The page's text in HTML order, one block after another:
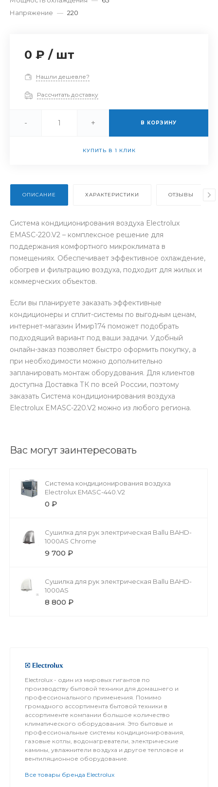
Напряжение — 220
0 ₽ / шт
Нашли дешевле?
Рассчитать доставку
- + В КОРЗИНУ
КУПИТЬ В 1 КЛИК
ОПИСАНИЕ ХАРАКТЕРИСТИКИ ОТЗЫВЫ
Cистема кондиционирования воздуха Electrolux
EMASC-220.V2 – комплексное решение для
поддержания комфортного микроклимата в
помещениях. Обеспечивает эффективное охлаждение,
обогрев и фильтрацию воздуха, подходит для жилых и
коммерческих объектов.
Если вы планируете заказать эффективные
кондиционеры и сплит-системы по выгодным ценам,
интернет-магазин Имир174 поможет подобрать
подходящий вариант под ваши задачи. Удобный
онлайн-заказ позволяет быстро оформить покупку, а
при необходимости можно дополнительно
запланировать монтаж оборудования. Для клиентов
доступна Доставка ТК по всей России, поэтому
заказать Cистема кондиционирования воздуха
Electrolux EMASC-220.V2 можно из любого региона.
Вас могут заинтересовать
Cистема кондиционирования воздуха
Electrolux EMASC-440.V2
0 ₽
Cушилка для рук электрическая Ballu BAHD-
1000AS Chrome
9 700 ₽
Cушилка для рук электрическая Ballu BAHD-
1000AS
8 800 ₽
Electrolux - один из мировых гигантов по
производству бытовой техники для домашнего и
профессионального применения. Помимо
громадного ассортимента бытовой техники в
ассортименте компании большое количество
климатического оборудования. Это бытовые и
профессиональные системы кондиционирования,
газовые котлы, водонагреватели, электрические
камины, увлажнители воздуха и другое тепловое и
вентиляционное оборудование.
Все товары бренда Electrolux